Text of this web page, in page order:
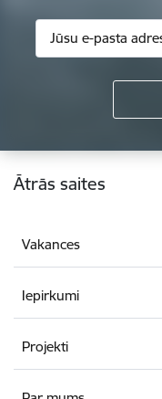
Kājene
Ātrās saites
Vakances
Iepirkumi
Projekti